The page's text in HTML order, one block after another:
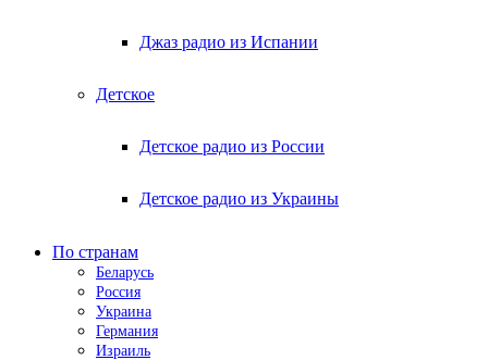
Джаз радио из Испании
Детское
Детское радио из России
Детское радио из Украины
По странам
Беларусь
Россия
Украина
Германия
Израиль